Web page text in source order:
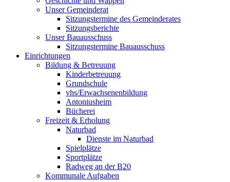
Unser Gemeinderat
Sitzungstermine des Gemeinderates
Sitzungsberichte
Unser Bauausschuss
Sitzungstermine Bauausschuss
Einrichtungen
Bildung & Betreuung
Kinderbetreuung
Grundschule
vhs/Erwachsenenbildung
Antoniusheim
Bücherei
Freizeit & Erholung
Naturbad
Dienste im Naturbad
Spielplätze
Sportplätze
Radweg an der B20
Kommunale Aufgaben